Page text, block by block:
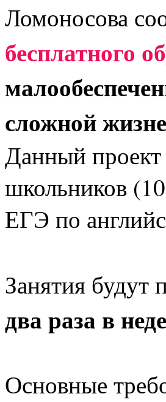
Ломоносова
бесплатного
сложной
Данный проект
школьников
ЕГЭ по
Занятия будут
два раза в
Основные